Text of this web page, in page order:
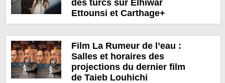
des turcs sur Elhiwar
Ettounsi et Carthage+
Film La Rumeur de l’eau :
Salles et horaires des
projections du dernier film
de Taieb Louhichi